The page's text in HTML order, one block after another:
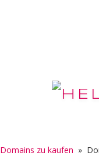
Domains zu kaufen »